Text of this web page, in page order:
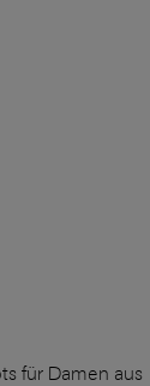
für Damen aus